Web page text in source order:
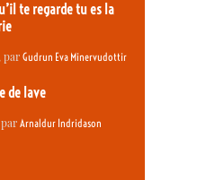
te regarde tu es la
, par Gudrun Eva Minervudottir
de lave
parArnaldur Indridason